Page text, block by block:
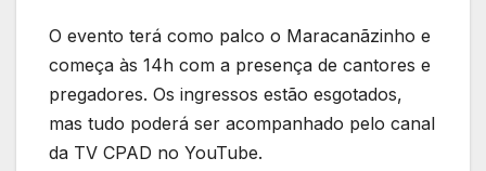
O evento terá como palco o Maracanãzinho e
começa às 14h com a presença de cantores e
pregadores. Os ingressos estão esgotados,
mas tudo poderá ser acompanhado pelo canal
da TV CPAD no YouTube.